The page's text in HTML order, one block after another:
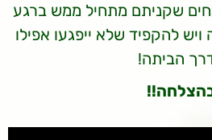
שקניתם מתחיל ממש ברגע
להקפיד שלא ייפגעו אפילו
הביתה!